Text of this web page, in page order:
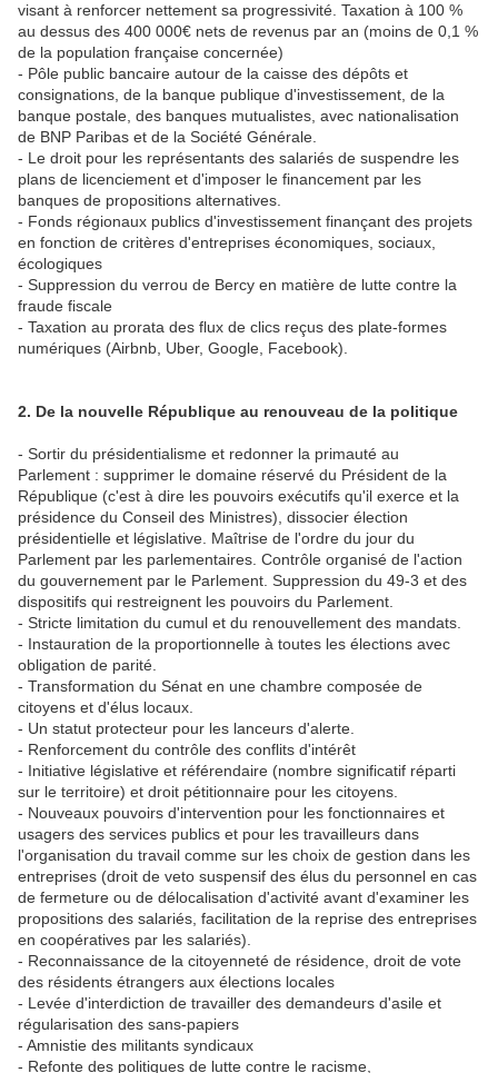
visant à renforcer nettement sa progressivité. Taxation à 100 %
au dessus des 400 000€ nets de revenus par an (moins de 0,1 %
de la population française concernée)
- Pôle public bancaire autour de la caisse des dépôts et
consignations, de la banque publique d'investissement, de la
banque postale, des banques mutualistes, avec nationalisation
de BNP Paribas et de la Société Générale.
- Le droit pour les représentants des salariés de suspendre les
plans de licenciement et d'imposer le financement par les
banques de propositions alternatives.
- Fonds régionaux publics d'investissement finançant des projets
en fonction de critères d'entreprises économiques, sociaux,
écologiques
- Suppression du verrou de Bercy en matière de lutte contre la
fraude fiscale
- Taxation au prorata des flux de clics reçus des plate-formes
numériques (Airbnb, Uber, Google, Facebook).
2. De la nouvelle République au renouveau de la politique
- Sortir du présidentialisme et redonner la primauté au
Parlement : supprimer le domaine réservé du Président de la
République (c'est à dire les pouvoirs exécutifs qu'il exerce et la
présidence du Conseil des Ministres), dissocier élection
présidentielle et législative. Maîtrise de l'ordre du jour du
Parlement par les parlementaires. Contrôle organisé de l'action
du gouvernement par le Parlement. Suppression du 49-3 et des
dispositifs qui restreignent les pouvoirs du Parlement.
- Stricte limitation du cumul et du renouvellement des mandats.
- Instauration de la proportionnelle à toutes les élections avec
obligation de parité.
- Transformation du Sénat en une chambre composée de
citoyens et d'élus locaux.
- Un statut protecteur pour les lanceurs d'alerte.
- Renforcement du contrôle des conflits d'intérêt
- Initiative législative et référendaire (nombre significatif réparti
sur le territoire) et droit pétitionnaire pour les citoyens.
- Nouveaux pouvoirs d'intervention pour les fonctionnaires et
usagers des services publics et pour les travailleurs dans
l'organisation du travail comme sur les choix de gestion dans les
entreprises (droit de veto suspensif des élus du personnel en cas
de fermeture ou de délocalisation d'activité avant d'examiner les
propositions des salariés, facilitation de la reprise des entreprises
en coopératives par les salariés).
- Reconnaissance de la citoyenneté de résidence, droit de vote
des résidents étrangers aux élections locales
- Levée d'interdiction de travailler des demandeurs d'asile et
régularisation des sans-papiers
- Amnistie des militants syndicaux
- Refonte des politiques de lutte contre le racisme,